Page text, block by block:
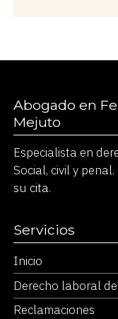
Abogado en
Mejuto
Especialista en
Social, civil y
su cita.
Servicios
Inicio
Derecho laboral
Reclamaciones